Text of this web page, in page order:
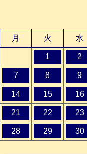
月
火 水
1 2
7 8 9
14 15 16
21 22 23
28 29 30